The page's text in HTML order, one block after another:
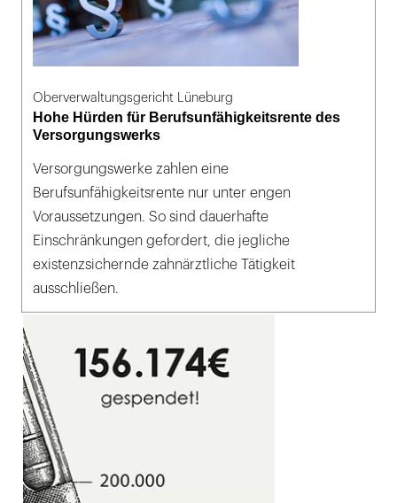
Oberverwaltungsgericht Lüneburg
Hohe Hürden für Berufsunfähigkeitsrente des
Versorgungswerks
Versorgungswerke zahlen eine
Berufsunfähigkeitsrente nur unter engen
Voraussetzungen. So sind dauerhafte
Einschränkungen gefordert, die jegliche
existenzsichernde zahnärztliche Tätigkeit
ausschließen.